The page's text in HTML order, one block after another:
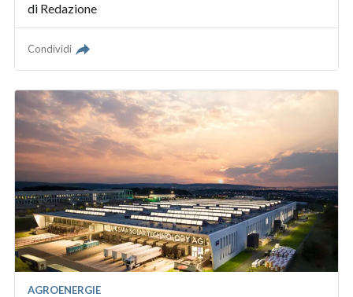
di Redazione
Condividi
AGROENERGIE